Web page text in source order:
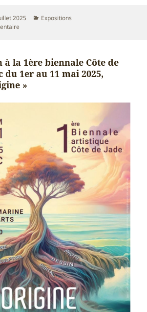
2025 Catégories
Expositions
sur EXPOSITION A LA GALERIE RIVE DE LOIRE
la 1ère biennale Côte de
du 1er au 11 mai 2025,
»